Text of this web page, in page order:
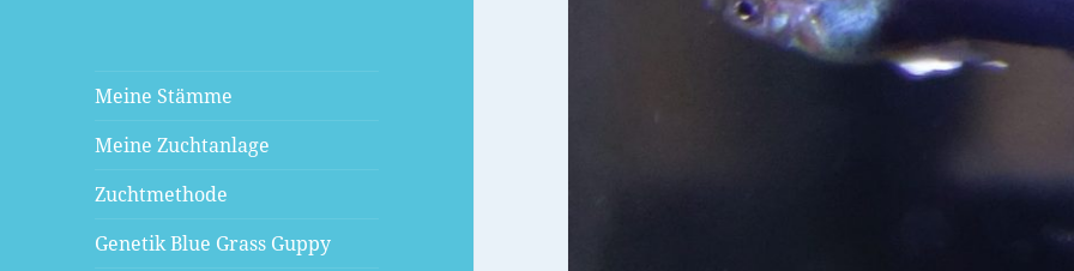
Meine Stämme
Meine Zuchtanlage
Zuchtmethode
Genetik Blue Grass Guppy